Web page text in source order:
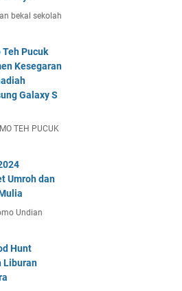
bekal sekolah
Pucuk
Kesegaran
Galaxy S
TEH PUCUK
Umroh dan
Undian
Hunt
Liburan